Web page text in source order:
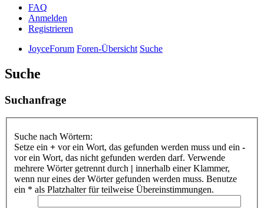
FAQ
Anmelden
Registrieren
JoyceForum Foren-Übersicht Suche
Suche
Suchanfrage
Suche nach Wörtern:
Setze ein + vor ein Wort, das gefunden werden muss und ein -
vor ein Wort, das nicht gefunden werden darf. Verwende
mehrere Wörter getrennt durch | innerhalb einer Klammer,
wenn nur eines der Wörter gefunden werden muss. Benutze
ein * als Platzhalter für teilweise Übereinstimmungen.